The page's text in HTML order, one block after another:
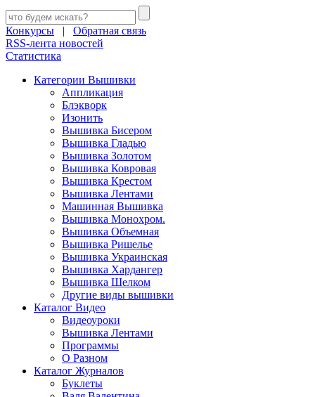
Конкурсы | Обратная связь
RSS-лента новостей
Статистика
Категории Вышивки
Аппликация
Блэкворк
Изонить
Вышивка Бисером
Вышивка Гладью
Вышивка Золотом
Вышивка Ковровая
Вышивка Крестом
Вышивка Лентами
Машинная Вышивка
Вышивка Монохром.
Вышивка Объемная
Вышивка Ришелье
Вышивка Украинская
Вышивка Хардангер
Вышивка Шелком
Другие виды вышивки
Каталог Видео
Видеоуроки
Вышивка Лентами
Программы
О Разном
Каталог Журналов
Буклеты